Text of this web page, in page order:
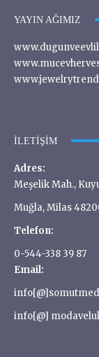
YAYIN AĞIMIZ
İLETIŞIM
Adres:
Meşelik Mah.,
Muğla, Milas
Telefon:
0-544-338 39 87
Email:
info[@]